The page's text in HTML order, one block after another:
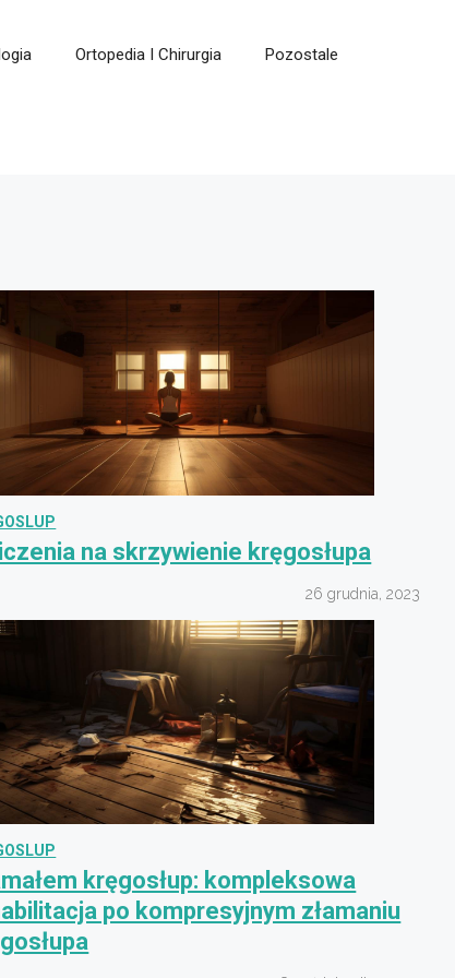
Ortopedia I Chirurgia Pozostale
na skrzywienie kręgosłupa
26 grudnia, 2023
kręgosłup: kompleksowa
po kompresyjnym złamaniu